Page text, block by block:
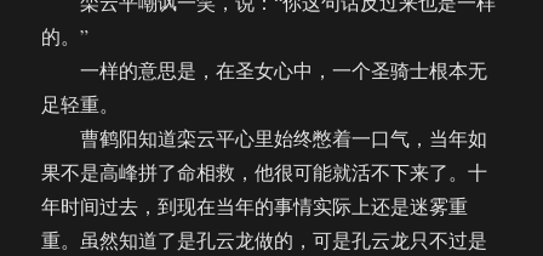
的。”
一样的意思是，在圣女心中，一个圣骑士根本无
足轻重。
曹鹤阳知道栾云平心里始终憋着一口气，当年如
果不是高峰拼了命相救，他很可能就活不下来了。十
年时间过去，到现在当年的事情实际上还是迷雾重
重。虽然知道了是孔云龙做的，可是孔云龙只不过是